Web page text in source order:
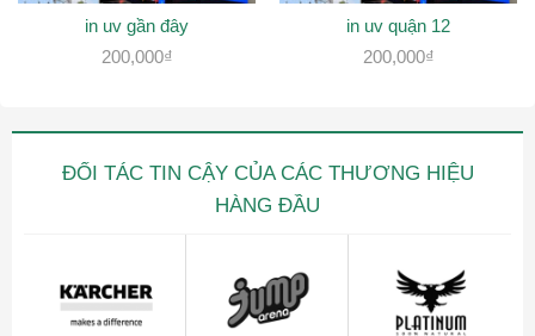
in uv gần đây
200,000₫
in uv quận 12
200,000₫
ĐỐI TÁC TIN CẬY CỦA CÁC THƯƠNG HIỆU
HÀNG ĐẦU